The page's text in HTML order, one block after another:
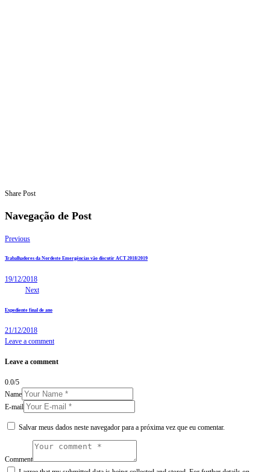
Share Post
Navegação de Post
Previous
Trabalhadores da Nordeste Emergências vão discutir ACT 2018/2019
19/12/2018
Next
Expediente final de ano
21/12/2018
Leave a comment
Leave a comment
0.0/5
Name
E-mail
Salvar meus dados neste navegador para a próxima vez que eu comentar.
Comment